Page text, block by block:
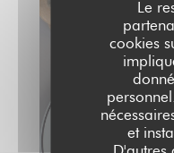
Le
cookies
et